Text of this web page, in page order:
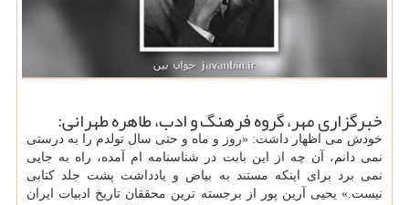
خبرگزاری مهر، گروه فرهنگ و ادب، طاهره طهرانی:
خودش می اظهار داشت: «روز و ماه و حتی سال تولدم را به درستی
نمی دانم، آن چه از این بابت در شناسنامه ام آمده، راه به جایی
نمی برد برای اینکه مستند به بیاض و یادداشت پشت جلد کتابی
نیست.» یحیی آرین پور از برجسته ترین محققان تاریخ ادبیات ایران